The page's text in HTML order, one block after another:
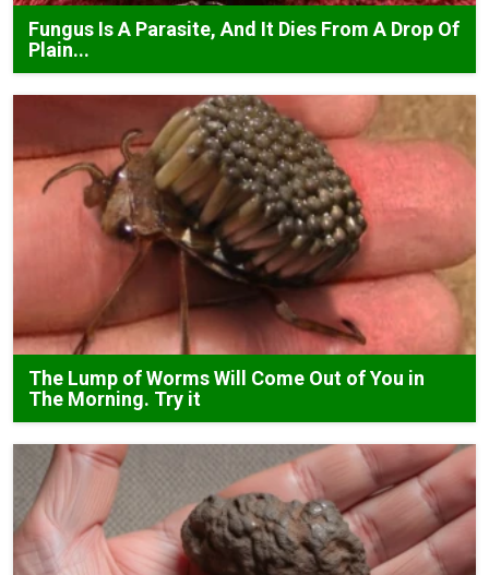
Fungus Is A Parasite, And It Dies From A Drop Of
Plain...
The Lump of Worms Will Come Out of You in
The Morning. Try it